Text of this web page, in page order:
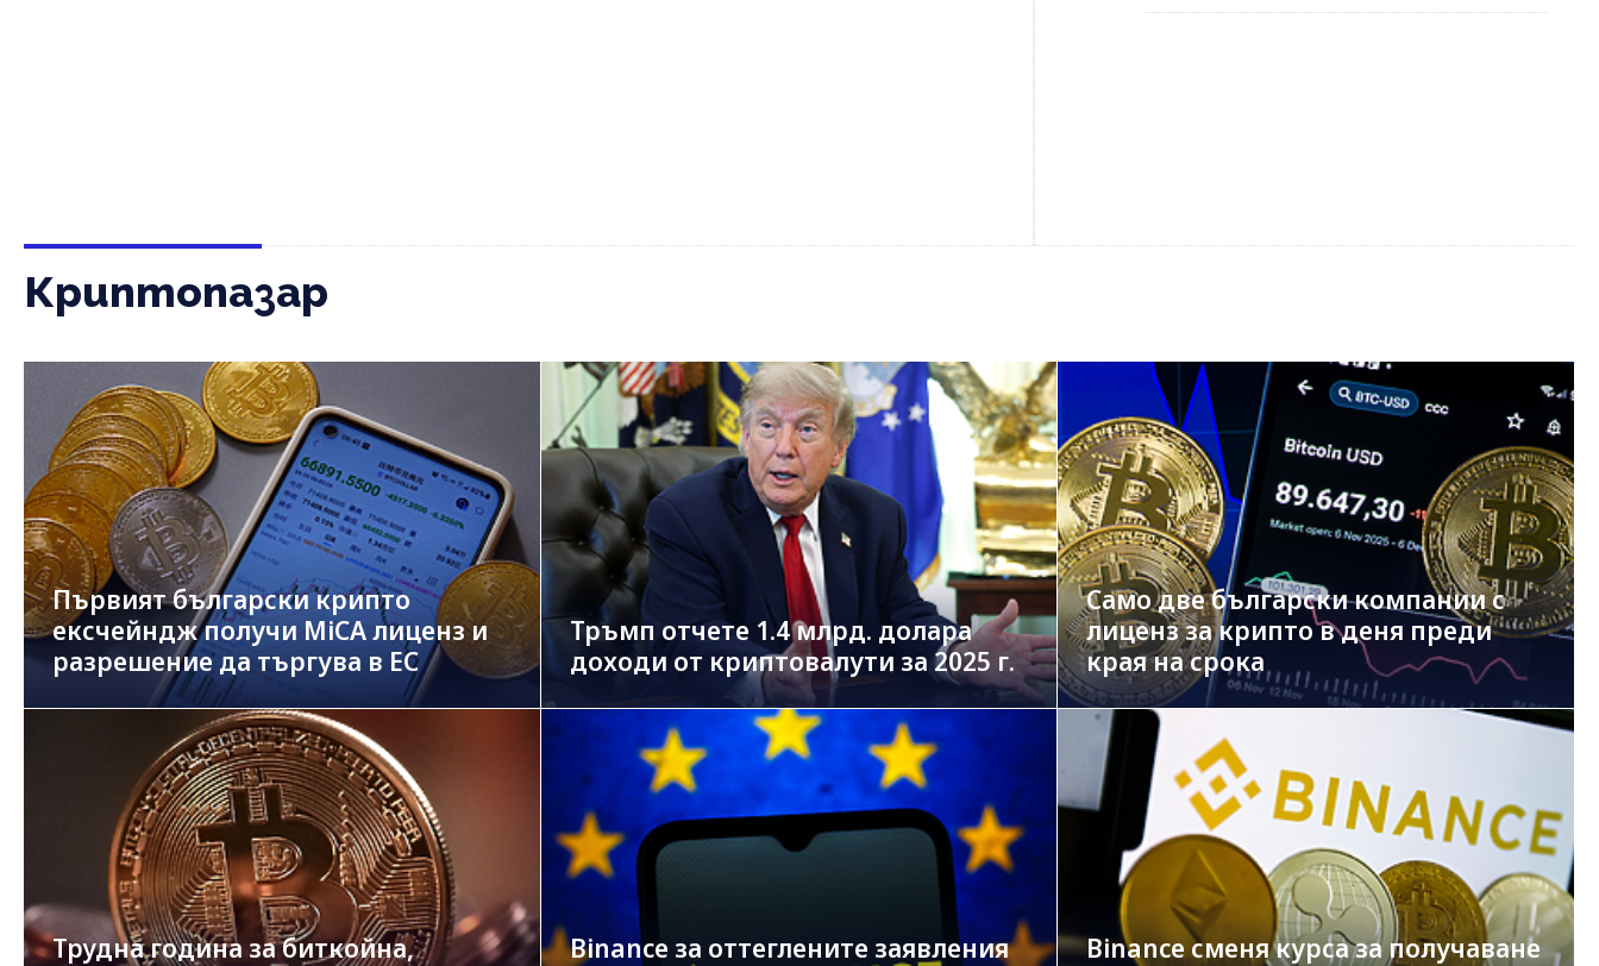
Криптопазар
Първият български крипто
ексчейндж получи MiCA лиценз и
разрешение да търгува в ЕС
Тръмп отчете 1.4 млрд. долара
доходи от криптовалути за 2025 г.
Само две български компании с
лиценз за крипто в деня преди
края на срока
Трудна година за биткойна,
Binance за оттеглените заявления
Binance сменя курса за получаване